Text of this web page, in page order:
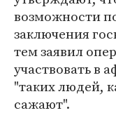
возможности
заключения
тем заявил
участвовать в
"таких людей,
сажают".